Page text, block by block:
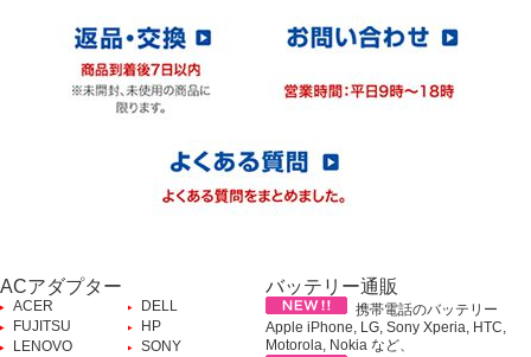
ACアダプター
ACER
DELL
FUJITSU
HP
LENOVO
SONY
バッテリー通販
携帯電話のバッテリー
Apple iPhone, LG, Sony Xperia, HTC,
Motorola, Nokia など、